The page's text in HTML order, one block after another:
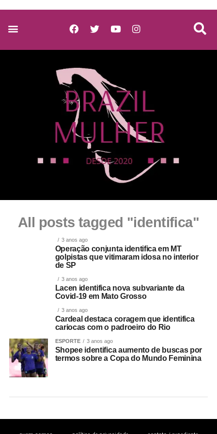
All posts tagged "identifica"
3 anos ago
Operação conjunta identifica em MT
golpistas que vitimaram idosa no interior
de SP
3 anos ago
Lacen identifica nova subvariante da
Covid-19 em Mato Grosso
3 anos ago
Cardeal destaca coragem que identifica
cariocas com o padroeiro do Rio
ESPORTE 3 anos ago
Shopee identifica aumento de buscas por
termos sobre a Copa do Mundo Feminina